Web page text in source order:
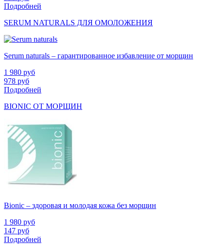
Подробней
SERUM NATURALS ДЛЯ ОМОЛОЖЕНИЯ
Serum naturals – гарантированное избавление от морщин
1 980 руб
978 руб
Подробней
BIONIC ОТ МОРЩИН
Bionic – здоровая и молодая кожа без морщин
1 980 руб
147 руб
Подробней